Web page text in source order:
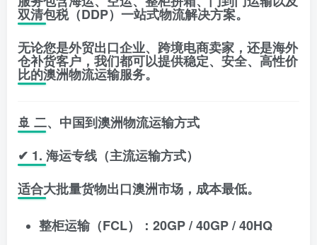
双清包税（DDP）一站式物流解决方案。
无论您是外贸出口企业、跨境电商卖家，还是海外
仓补货客户，我们都可以提供稳定、安全、高性价
比的澳洲物流运输服务。
🚢 二、中国到澳洲物流运输方式
✔ 1. 海运专线（主流运输方式）
适合大批量货物出口澳洲市场，成本最低。
整柜运输（FCL）：20GP / 40GP / 40HQ